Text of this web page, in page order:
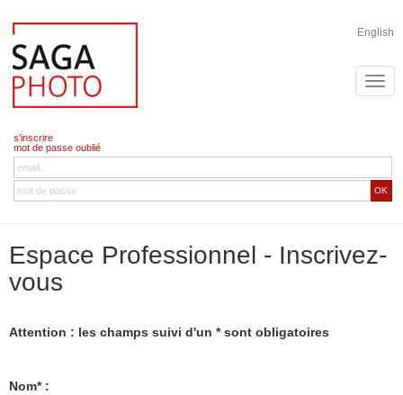
English
s'inscrire
mot de passe oublié
OK
Espace Professionnel - Inscrivez-
vous
Attention : les champs suivi d'un * sont obligatoires
Nom* :